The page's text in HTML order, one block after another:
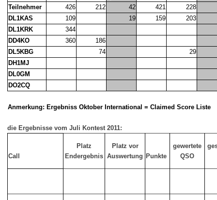
Teilnehmer
426 212 42 421
228
DL1KAS
109 19 159
203
DL1KRK
344
DD4KO
360
186
DL5KBG
74
29
DH1MJ
DL0GM
DO2CQ
Anmerkung: Ergebniss Oktober International = Claimed Score Liste
die Ergebnisse vom Juli Kontest 2011:
Call
Platz
Endergebnis
Platz vor
Auswertung Punkte
gewertete
QSO